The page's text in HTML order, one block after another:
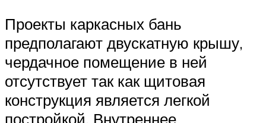
Проекты каркасных бань
предполагают двускатную крышу,
чердачное помещение в ней
отсутствует так как щитовая
конструкция является легкой
постройкой. Внутреннее